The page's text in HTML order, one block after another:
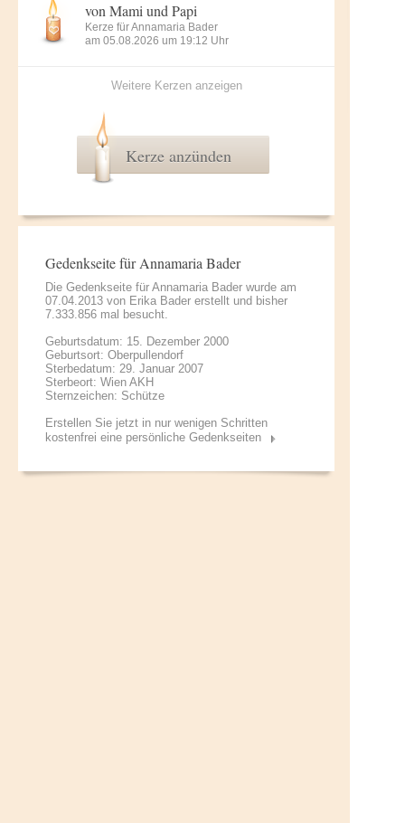
von Mami und Papi
Kerze für Annamaria Bader
am 05.08.2026 um 19:12 Uhr
Weitere Kerzen anzeigen
Kerze anzünden
Gedenkseite für Annamaria Bader
Die Gedenkseite für Annamaria Bader wurde am
07.04.2013 von Erika Bader erstellt und bisher
7.333.856 mal besucht.
Geburtsdatum: 15. Dezember 2000
Geburtsort: Oberpullendorf
Sterbedatum: 29. Januar 2007
Sterbeort: Wien AKH
Sternzeichen: Schütze
Erstellen Sie jetzt in nur wenigen Schritten
kostenfrei eine persönliche Gedenkseiten